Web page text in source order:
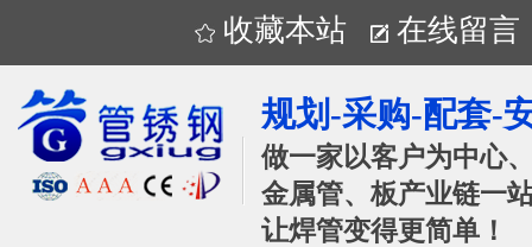
收藏本站 在线留言
规划-采购-配套-
做一家以客户为中心
金属管、板产业链一
让焊管变得更简单！